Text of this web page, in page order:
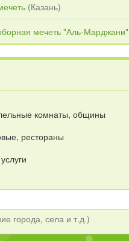
(Казань)
мечеть "Аль-Марджани"
комнаты, общины
рестораны
города, села и т.д.)